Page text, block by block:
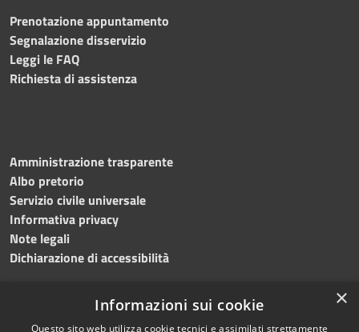
Prenotazione appuntamento
Segnalazione disservizio
Leggi le FAQ
Richiesta di assistenza
Amministrazione trasparente
Albo pretorio
Servizio civile universale
Informativa privacy
Note legali
Dichiarazione di accessibilità
×
Informazioni sui cookie
Questo sito web utilizza cookie tecnici e assimilati strettamente